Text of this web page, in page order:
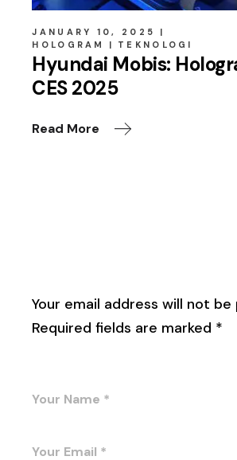
JANUARY 10, 2025
HOLOGRAM
TEKNOLOGI
Hyundai Mobis:
CES 2025
Read More
Your email address will not be
Required fields are marked *